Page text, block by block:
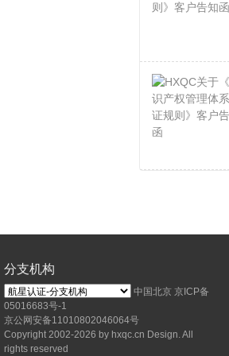
分支机构
中国北京 京ICP备
05016683号-1
京公网安备11010802046064号
Copyright 2002-2026 by hxqc.cn Design. All
rights reserved